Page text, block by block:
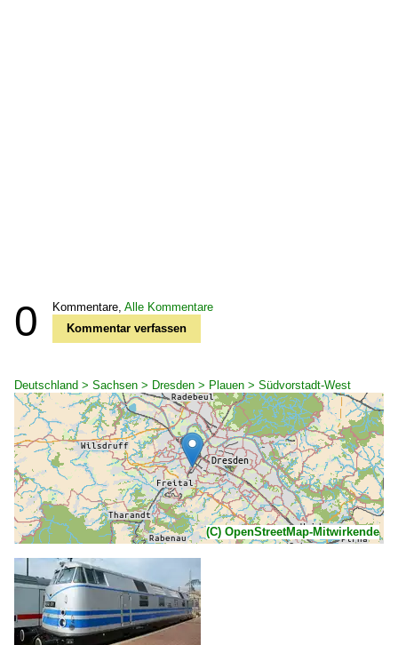
0 Kommentare, Alle Kommentare
Kommentar verfassen
Deutschland > Sachsen > Dresden > Plauen > Südvorstadt-West
(C) OpenStreetMap-Mitwirkende